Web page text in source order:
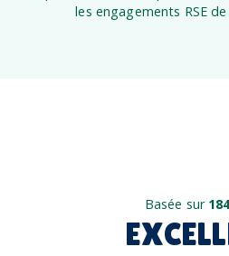
les engagements RSE
Basée sur